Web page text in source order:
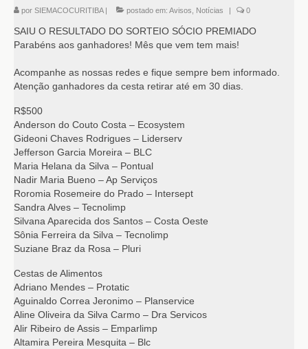
por SIEMACOCURITIBA| postado em: Avisos Notícias | 0
SAIU O RESULTADO DO SORTEIO SÓCIO PREMIADO
Parabéns aos ganhadores! Mês que vem tem mais!
Acompanhe as nossas redes e fique sempre bem informado.
Atenção ganhadores da cesta retirar até em 30 dias.
R$500
Anderson do Couto Costa – Ecosystem
Gideoni Chaves Rodrigues – Liderserv
Jefferson Garcia Moreira – BLC
Maria Helana da Silva – Pontual
Nadir Maria Bueno – Ap Serviços
Roromia Rosemeire do Prado – Intersept
Sandra Alves – Tecnolimp
Silvana Aparecida dos Santos – Costa Oeste
Sônia Ferreira da Silva – Tecnolimp
Suziane Braz da Rosa – Pluri
Cestas de Alimentos
Adriano Mendes – Protatic
Aguinaldo Correa Jeronimo – Planservice
Aline Oliveira da Silva Carmo – Dra Servicos
Alir Ribeiro de Assis – Emparlimp
Altamira Pereira Mesquita – Blc